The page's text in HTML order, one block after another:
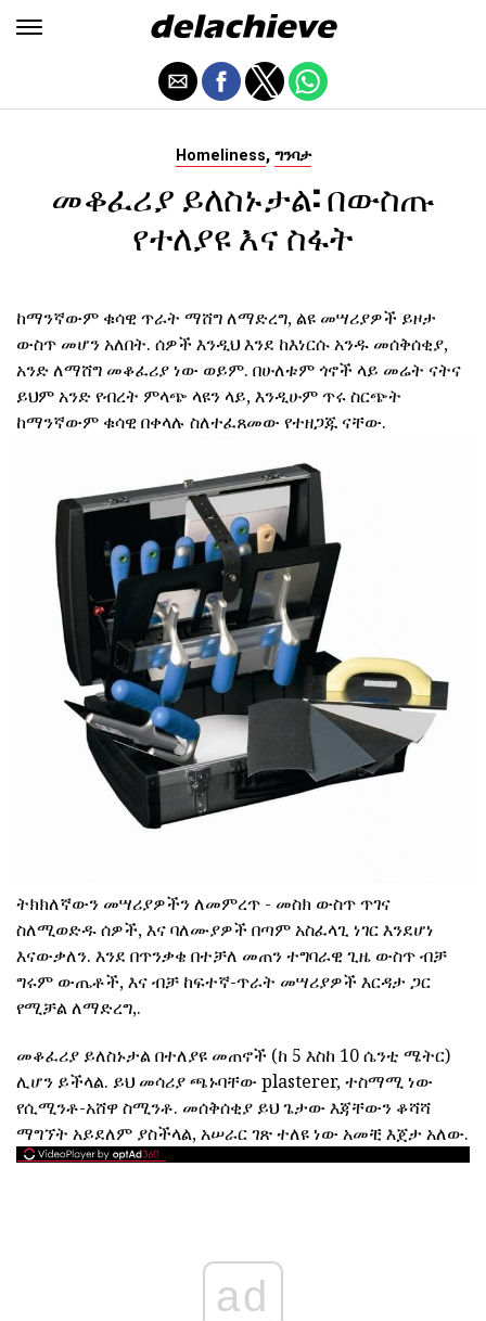
Homeliness, ግንባታ
መቆፈሪያ ይለስኑታል: በውስጡ
የተለያዩ እና ስፋት
ከማንኛውም ቁሳዊ ጥራት ማሸግ ለማድረግ, ልዩ መሣሪያዎች ይዞታ
ውስጥ መሆን አለበት. ሰዎች እንዲህ እንደ ከእነርሱ አንዱ መሰቅሰቂያ,
አንድ ለማሸግ መቆፈሪያ ነው ወይም. በሁለቱም ጎኖች ላይ መሬት ናትና
ይህም አንድ የብረት ምላጭ ላዩን ላይ, እንዲሁም ጥሩ ስርጭት
ከማንኛውም ቁሳዊ በቀላሉ ስለተፈጸመው የተዘጋጁ ናቸው.
ትክክለኛውን መሣሪያዎችን ለመምረጥ - መስክ ውስጥ ጥገና
ስለሚወድዱ ሰዎች, እና ባለሙያዎች በጣም አስፈላጊ ነገር እንደሆነ
እናውቃለን. እንደ በጥንቃቄ በተቻለ መጠን ተግባራዊ ጊዜ ውስጥ ብቻ
ግሩም ውጤቶች, እና ብቻ ከፍተኛ-ጥራት መሣሪያዎች እርዳታ ጋር
የሚቻል ለማድረግ,.
መቆፈሪያ ይለስኑታል በተለያዩ መጠኖች (ከ 5 እስከ 10 ሴንቲ ሜትር)
ሊሆን ይችላል. ይህ መሳሪያ ጫኑባቸው plasterer, ተስማሚ ነው
የሲሚንቶ-አሸዋ ስሚንቶ. መሰቅሰቂያ ይህ ጌታው እጃቸውን ቆሻሻ
ማግኘት አይደለም ያስችላል, አሠራር ገጽ ተለዩ ነው አመቺ እጀታ አለው.
ad